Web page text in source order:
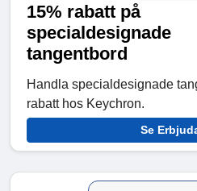
15% rabatt på
specialdesignade
tangentbord
Handla specialdesignade
rabatt hos Keychron.
Se